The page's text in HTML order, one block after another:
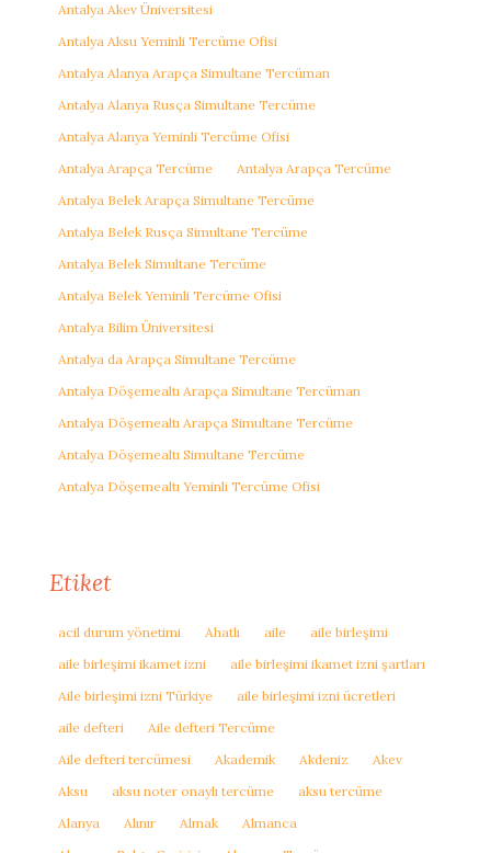
Antalya Akev Üniversitesi
Antalya Aksu Yeminli Tercüme Ofisi
Antalya Alanya Arapça Simultane Tercüman
Antalya Alanya Rusça Simultane Tercüme
Antalya Alanya Yeminli Tercüme Ofisi
Antalya Arapça Tercüme
Antalya Arapça Tercüme
Antalya Belek Arapça Simultane Tercüme
Antalya Belek Rusça Simultane Tercüme
Antalya Belek Simultane Tercüme
Antalya Belek Yeminli Tercüme Ofisi
Antalya Bilim Üniversitesi
Antalya da Arapça Simultane Tercüme
Antalya Döşemealtı Arapça Simultane Tercüman
Antalya Döşemealtı Arapça Simultane Tercüme
Antalya Döşemealtı Simultane Tercüme
Antalya Döşemealtı Yeminli Tercüme Ofisi
Etiket
acil durum yönetimi Ahatlı aile
aile birleşimi
aile birleşimi ikamet izni
aile birleşimi ikamet izni şartları
Aile birleşimi izni Türkiye
aile birleşimi izni ücretleri
aile defteri
Aile defteri Tercüme
Aile defteri tercümesi
Akademik Akdeniz
Akev
Aksu
aksu noter onaylı tercüme
aksu tercüme
Alanya
Alınır Almak
Almanca